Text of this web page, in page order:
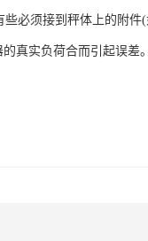
必须接到秤体上的附件
真实负荷合而引起误差。